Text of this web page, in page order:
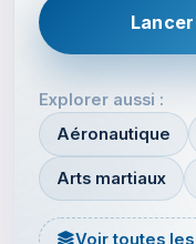
Explorer aussi :
Aéronautique
Arts martiaux
Voir toutes